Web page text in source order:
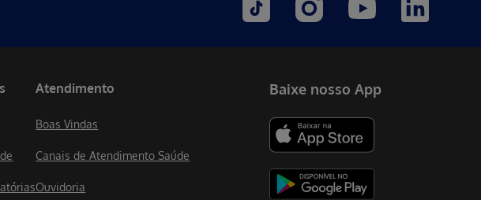
Atendimento
Boas Vindas
Canais de Atendimento Saúde
Ouvidoria
Baixe nosso App